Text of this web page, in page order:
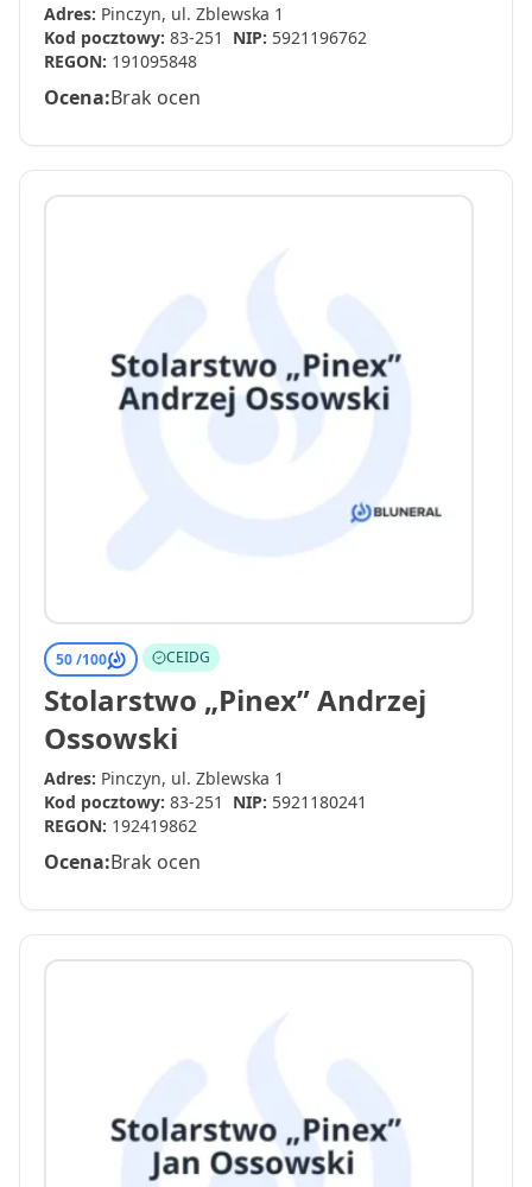
Adres: Pinczyn, ul. Zblewska 1
Kod pocztowy: 83-251 NIP: 5921196762
REGON: 191095848
Ocena:Brak ocen
50 /100 CEIDG
Stolarstwo „Pinex” Andrzej
Ossowski
Adres: Pinczyn, ul. Zblewska 1
Kod pocztowy: 83-251 NIP: 5921180241
REGON: 192419862
Ocena:Brak ocen